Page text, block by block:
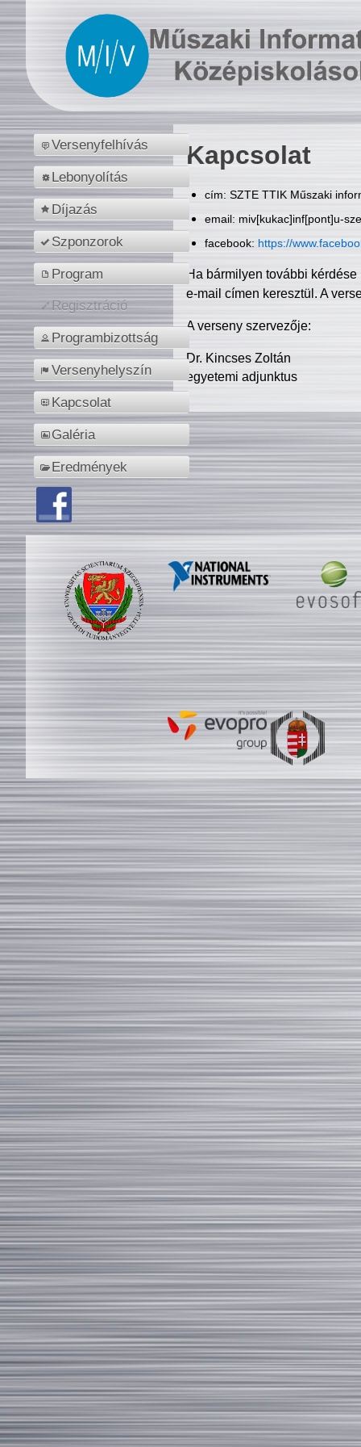
Versenyfelhívás
Lebonyolítás
Díjazás
Szponzorok
Program
Regisztráció
Programbizottság
Versenyhelyszín
Kapcsolat
Galéria
Eredmények
Kapcsolat
cím: SZTE TTIK Műszaki
email: miv[kukac]inf[pont]u-
facebook: https://
Ha bármilyen további
e-mail címen keresztül. A
A verseny szervezője:
Dr. Kincses Zoltán
egyetemi adjunktus